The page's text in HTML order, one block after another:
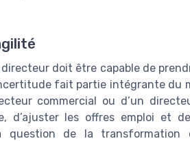
doit être capable de
fait partie intégrante du
commercial ou d’un
d’ajuster les offres emploi et
question de la transformation